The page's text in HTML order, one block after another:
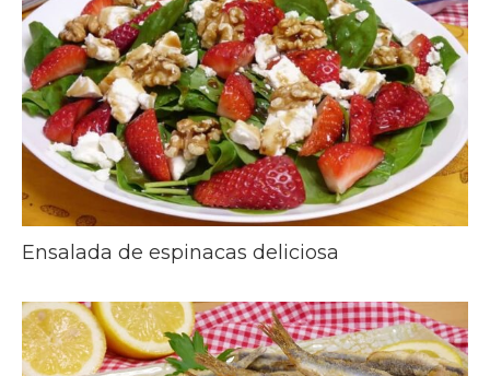
Ensalada de espinacas deliciosa